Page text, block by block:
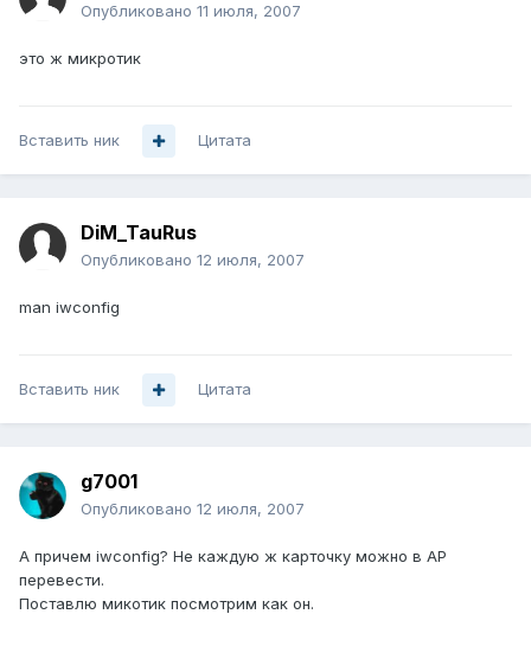
Опубликовано 11 июля, 2007
это ж микротик
Вставить ник Цитата
DiM_TauRus
Опубликовано 12 июля, 2007
man iwconfig
Вставить ник Цитата
g7001
Опубликовано 12 июля, 2007
А причем iwconfig? Не каждую ж карточку можно в AP
перевести.
Поставлю микотик посмотрим как он.